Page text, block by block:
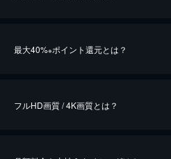
最大40%※ポイント還元とは？
フルHD画質 / 4K画質とは？